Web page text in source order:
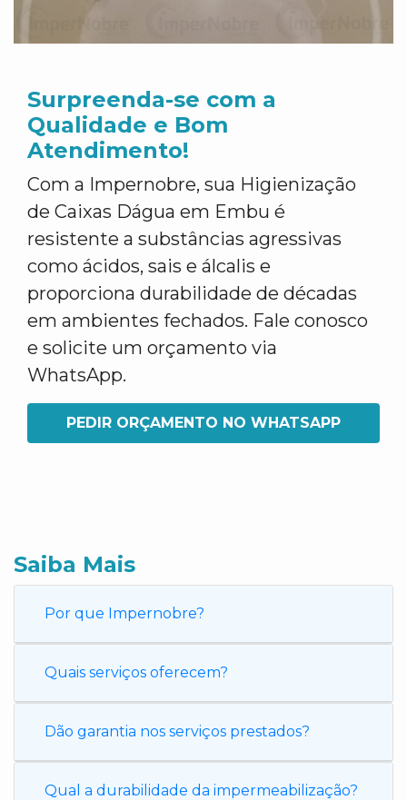
Surpreenda-se com a
Qualidade e Bom
Atendimento!
Com a Impernobre, sua Higienização
de Caixas Dágua em Embu é
resistente a substâncias agressivas
como ácidos, sais e álcalis e
proporciona durabilidade de décadas
em ambientes fechados. Fale conosco
e solicite um orçamento via
WhatsApp.
PEDIR ORÇAMENTO NO WHATSAPP
Saiba Mais
Por que Impernobre?
Quais serviços oferecem?
Dão garantia nos serviços prestados?
Qual a durabilidade da impermeabilização?